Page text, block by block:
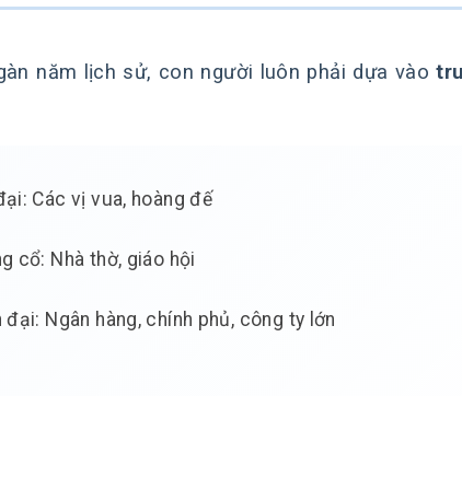
năm lịch sử, con người luôn phải dựa vào
Các vị vua, hoàng đế
cổ: Nhà thờ, giáo hội
đại: Ngân hàng, chính phủ, công ty lớn